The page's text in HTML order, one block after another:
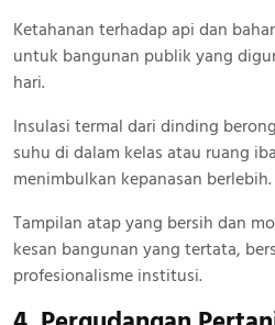
Ketahanan terhadap api dan
untuk bangunan publik yang
hari.
Insulasi termal dari dinding
suhu di dalam kelas atau ruang
menimbulkan kepanasan berlebih.
Tampilan atap yang bersih dan
kesan bangunan yang tertata,
profesionalisme institusi.